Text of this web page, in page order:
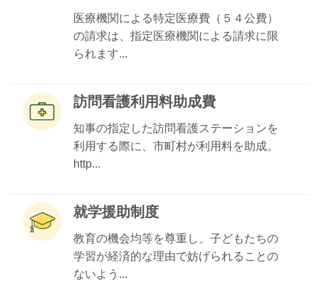
医療機関による特定医療費（５４公費）
の請求は、指定医療機関による請求に限
られます...
訪問看護利用料助成費
知事の指定した訪問看護ステーションを
利用する際に、市町村が利用料を助成。
http...
就学援助制度
教育の機会均等を尊重し、子どもたちの
学習が経済的な理由で妨げられることの
ないよう...